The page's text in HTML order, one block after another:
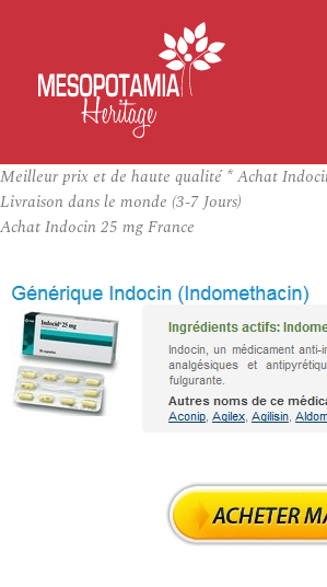
Meilleur prix et de haute qualité * Achat
Livraison dans le monde (3-7 Jours)
Achat Indocin 25 mg France